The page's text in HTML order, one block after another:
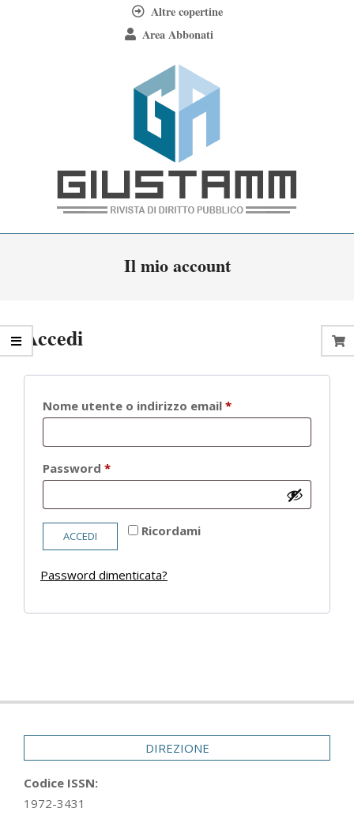
Altre copertine
Area Abbonati
Giustamm
Il mio account
Accedi
Nome utente o indirizzo email *Richiesto
Password *Richiesto
Ricordami
ACCEDI
Password dimenticata?
05-
DIREZIONE
Codice ISSN:
1972-3431